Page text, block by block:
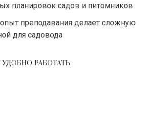
планировок садов и питомников
преподавания делает сложную
для садовода
РАБОТАТЬ